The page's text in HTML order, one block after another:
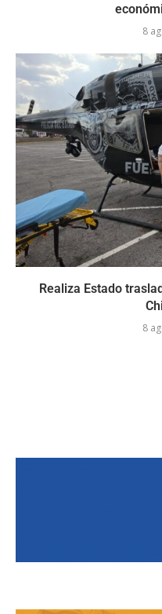
8
Realiza Estado
8